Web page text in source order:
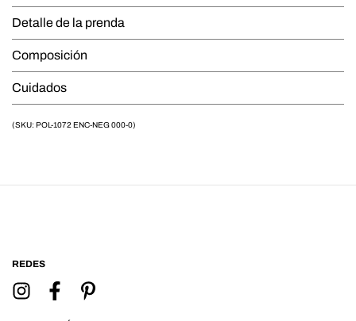
Detalle de la prenda
Composición
Cuidados
(SKU: POL-1072 ENC-NEG 000-0)
REDES